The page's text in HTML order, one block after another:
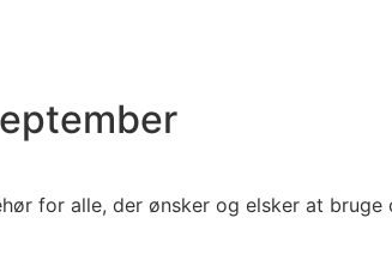
for alle, der ønsker og elsker at bruge